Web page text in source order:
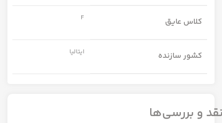
کلاس عایق F
کشور سازنده ایتالیا
و بررسی‌ها